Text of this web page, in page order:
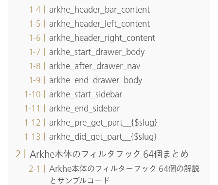
arkhe_header_bar_content
arkhe_header_left_content
arkhe_header_right_content
arkhe_start_drawer_body
arkhe_after_drawer_nav
arkhe_end_drawer_body
arkhe_start_sidebar
arkhe_end_sidebar
arkhe_pre_get_part__{$slug}
arkhe_did_get_part__{$slug}
Arkhe本体のフィルタフック 64個まとめ
Arkhe本体のフィルターフック 64個の解説
とサンプルコード